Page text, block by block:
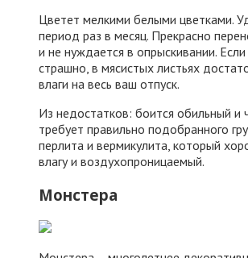
Цветет мелкими белыми цветками.
период раз в месяц. Прекрасно
и не нуждается в опрыскивании.
страшно, в мясистых листьях
влаги на весь ваш отпуск.
Из недостатков: боится обильный и
требует правильно подобранного
перлита и вермикулита, который
влагу и воздухопроницаемый.
Монстера